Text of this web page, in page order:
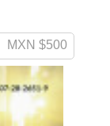
MXN $500